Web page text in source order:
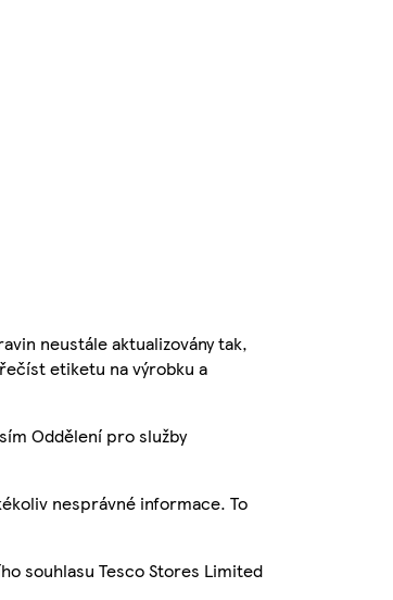
neustále aktualizovány tak,
etiketu na výrobku a
Oddělení pro služby
nesprávné informace. To
souhlasu Tesco Stores Limited